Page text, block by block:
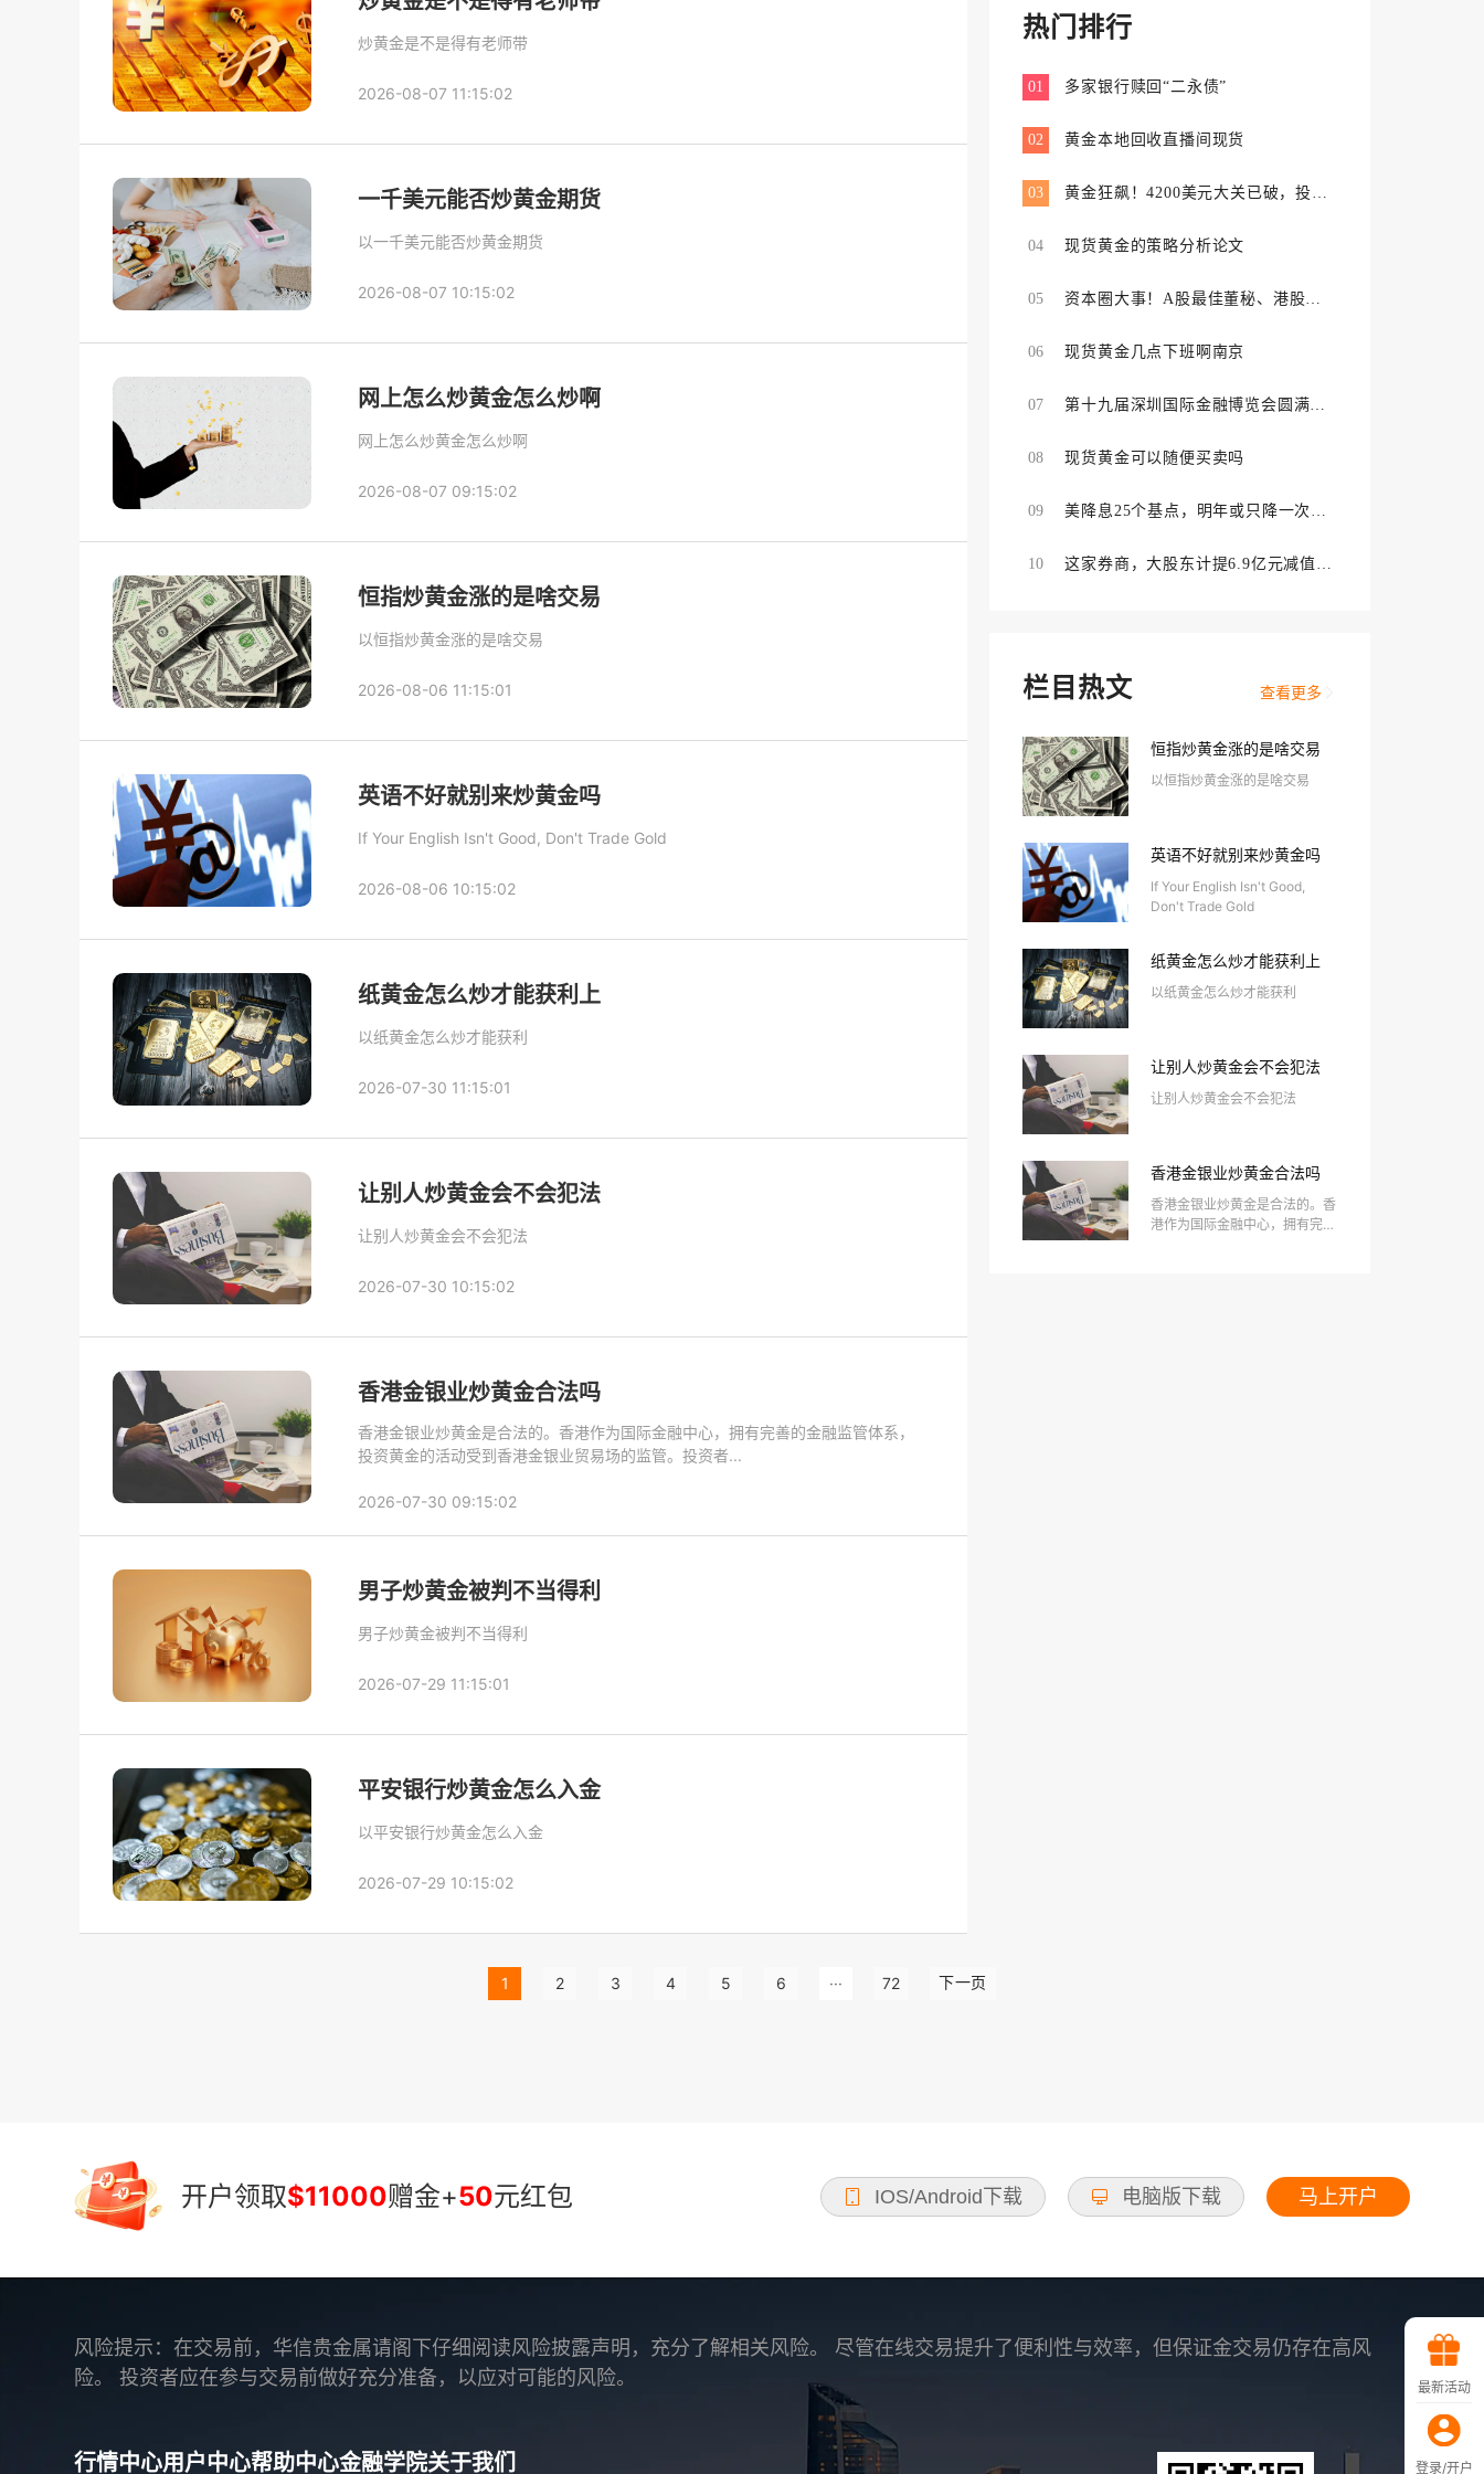
炒黄金是不是得有老师带
2026-08-07 11:15:02
一千美元能否炒黄金期货
以一千美元能否炒黄金期货
2026-08-07 10:15:02
网上怎么炒黄金怎么炒啊
网上怎么炒黄金怎么炒啊
2026-08-07 09:15:02
恒指炒黄金涨的是啥交易
以恒指炒黄金涨的是啥交易
2026-08-06 11:15:01
英语不好就别来炒黄金吗
If Your English Isn't Good, Don't Trade Gold
2026-08-06 10:15:02
纸黄金怎么炒才能获利上
以纸黄金怎么炒才能获利
2026-07-30 11:15:01
让别人炒黄金会不会犯法
让别人炒黄金会不会犯法
2026-07-30 10:15:02
香港金银业炒黄金合法吗
香港金银业炒黄金是合法的。香港作为国际金融中心，拥有完善的金融监管体系，
投资黄金的活动受到香港金银业贸易场的监管。投资者...
2026-07-30 09:15:02
男子炒黄金被判不当得利
男子炒黄金被判不当得利
2026-07-29 11:15:01
平安银行炒黄金怎么入金
以平安银行炒黄金怎么入金
2026-07-29 10:15:02
热门排行
01 多家银行赎回“二永债”
02 黄金本地回收直播间现货
03
黄金狂飙！4200美元大关已破，投资
04
现货黄金的策略分析论文
05
资本圈大事！A股最佳董秘、港股最
06
现货黄金几点下班啊南京
07
第十九届深圳国际金融博览会圆满闭
08
现货黄金可以随便买卖吗
09
美降息25个基点，明年或只降一次，
10
这家券商，大股东计提6.9亿元减值准
栏目热文 查看更多
恒指炒黄金涨的是啥交易
以恒指炒黄金涨的是啥交易
英语不好就别来炒黄金吗
If Your English Isn't Good,
Don't Trade Gold
纸黄金怎么炒才能获利上
以纸黄金怎么炒才能获利
让别人炒黄金会不会犯法
让别人炒黄金会不会犯法
香港金银业炒黄金合法吗
香港金银业炒黄金是合法的。香
港作为国际金融中心，拥有完善
1 2 3 4 5 6 ··· 72 下一页
开户领取$11000赠金+50元红包 IOS/Android下载 电脑版下载 马上开户
风险提示：在交易前，华信贵金属请阁下仔细阅读风险披露声明，充分了解相关风险。 尽管在线交易提升了便利性与效率，但保证金交易仍存在高风
险。 投资者应在参与交易前做好充分准备，以应对可能的风险。
行情中心用户中心帮助中心金融学院关于我们
最新活动
登录/开户